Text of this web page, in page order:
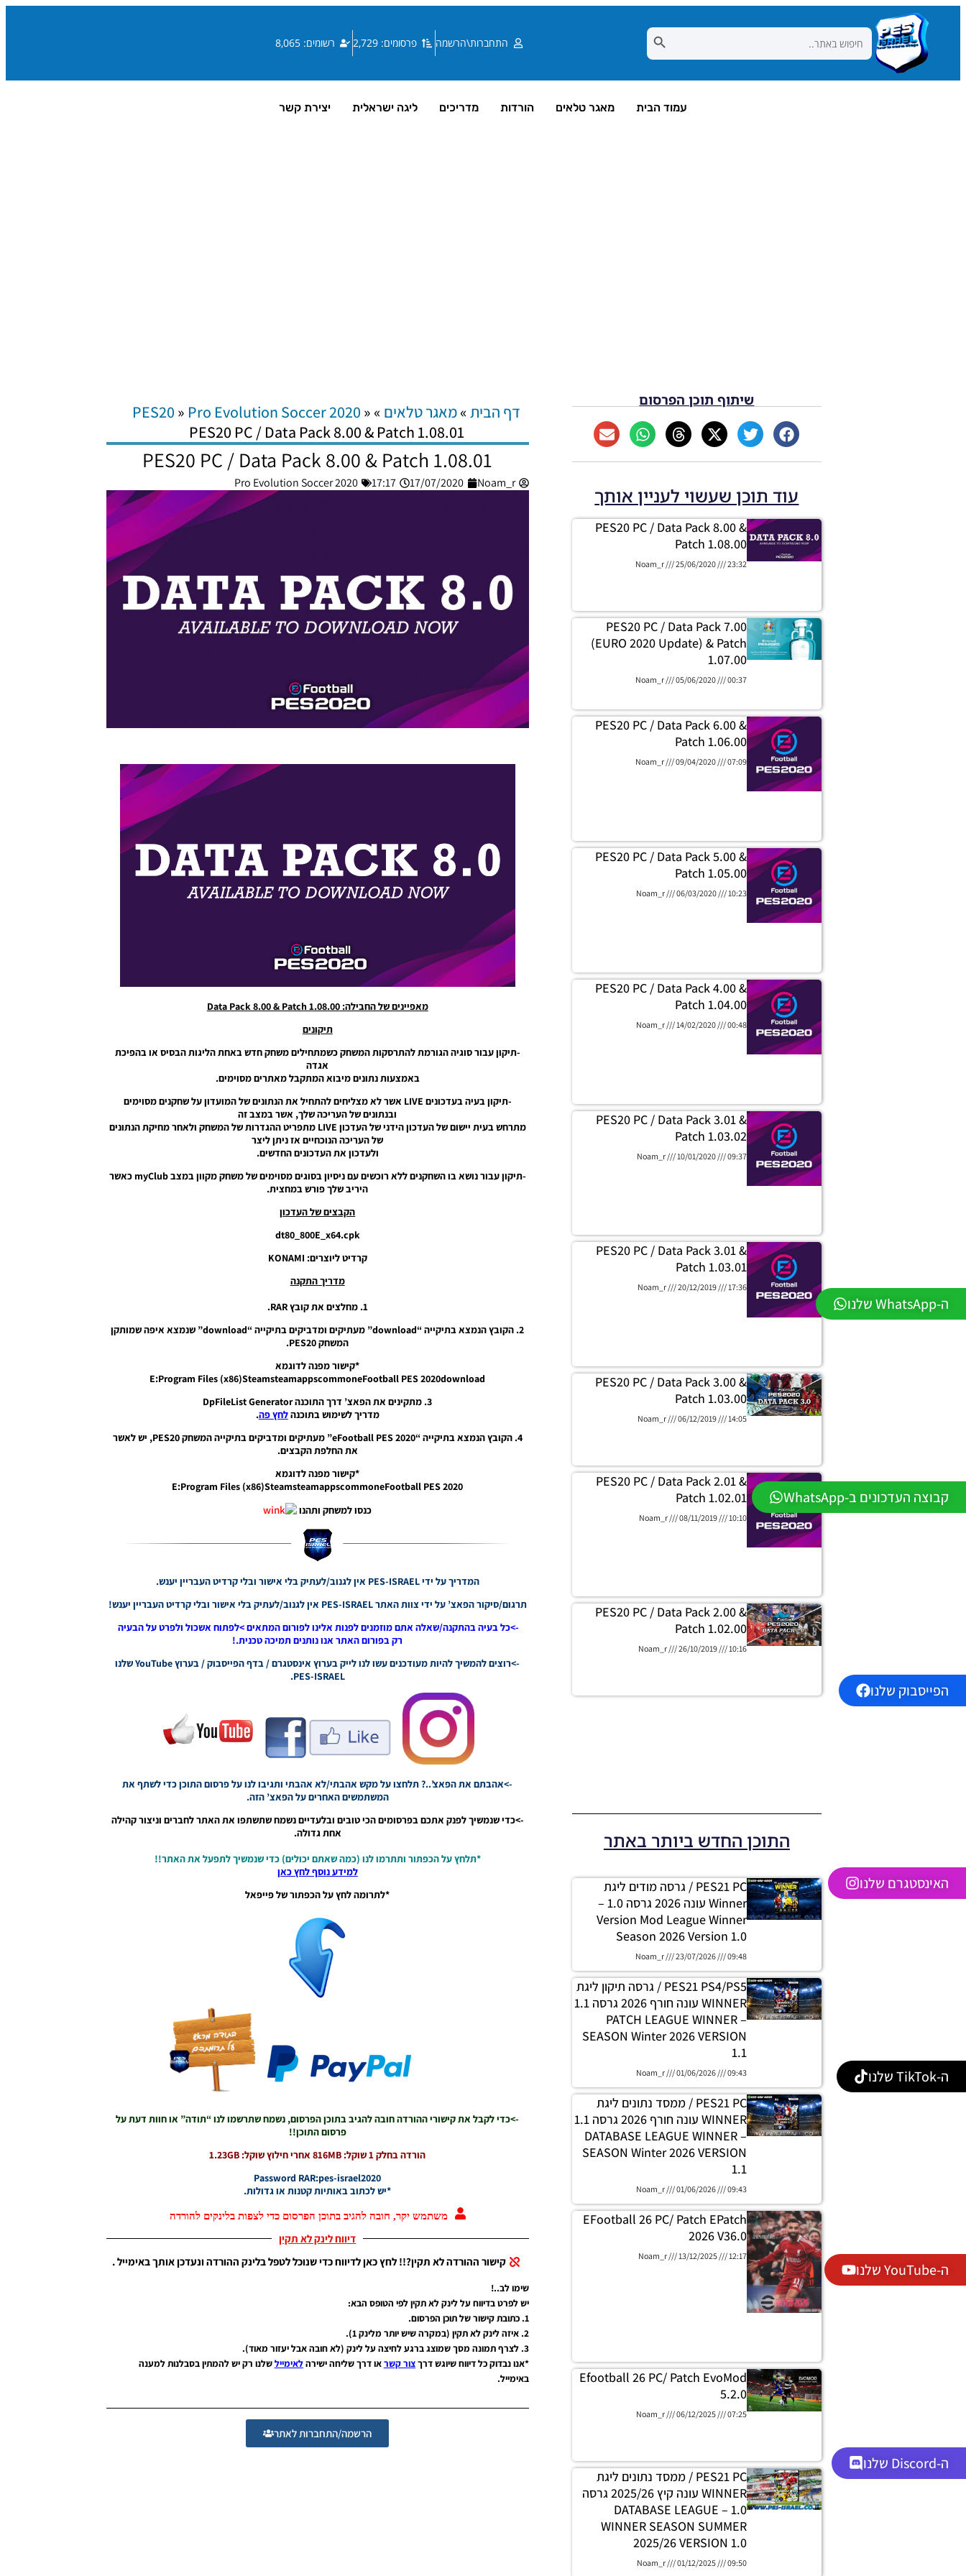
התחברות\הרשמה פרסומים: 2,729 רשומים: 8,065
Search
for:
Search Button
עמוד הבית מאגר טלאים הורדות מדריכים ליגה ישראלית יצירת קשר
ה-WhatsApp שלנו
קבוצה העדכונים ב-WhatsApp
הפייסבוק שלנו
האינסטגרם שלנו
ה-TikTok שלנו
ה-YouTube שלנו
ה-Discord שלנו
דף הבית»מאגר טלאים »
PES20 » Pro Evolution Soccer 2020 »
PES20 PC / Data Pack 8.00 & Patch 1.08.01
PES20 PC / Data Pack 8.00 & Patch 1.08.01
Noam_r
17/07/2020
17:17
Pro Evolution Soccer 2020
מאפיינים של החבילה: Data Pack 8.00 & Patch 1.08.00
תיקונים
-תיקון עבור סוגיה הגורמת להתרסקות המשחק כשמתחילים משחק חדש באחת הליגות הבסיס או בהפיכת
אגדה
באמצעות נתונים מיבוא המתקבל מאתרים מסוימים.
-תיקון בעיה בעדכונים LIVE אשר לא מצליחים להתחיל את הנתונים של המועדון על שחקנים מסוימים
ובנתונים של העריכה שלך, אשר במצב זה
מתרחש בעית יישום של העדכון הידני של העדכון LIVE מתפריט ההגדרות של המשחק ולאחר מחיקת הנתונים
של העריכה הנוכחיים אז ניתן ליצר
ולעדכון את העדכונים החדשים.
-תיקון עבור נושא בו השחקנים ללא רוכשים עם ניסיון בסוגים מסוימים של משחק מקוון במצב myClub כאשר
היריב שלך פורש במחצית.
הקבצים של העדכון
dt80_800E_x64.cpk
קרדיט ליוצרים: KONAMI
מדריך התקנה
1. מחלצים את קובץ RAR.
2. הקובץ הנמצא בתיקייה “download” מעתיקים ומדביקים בתיקייה “download” שנמצא איפה שמותקן
המשחק PES20.
*קישור מפנה לדוגמא
E:Program Files (x86)SteamsteamappscommoneFootball PES 2020download
3. מתקינים את הפאצ’ דרך התוכנה DpFileList Generator
מדריך לשימוש בתוכנהלחץ פה.
4. הקובץ הנמצא בתיקייה “eFootball PES 2020” מעתיקים ומדביקים בתיקייה המשחק PES20, יש לאשר
את החלפת הקבצים.
*קישור מפנה לדוגמא
E:Program Files (x86)SteamsteamappscommoneFootball PES 2020
כנסו למשחק ותהנו
המדריך על ידי PES-ISRAEL אין לגנוב/לעתיק בלי אישור ובלי קרדיט העבריין יענש.
תרגום/סיקור הפאצ’ על ידי צוות האתר PES-ISRAEL אין לגנוב/לעתיק בלי אישור ובלי קרדיט העבריין יענש!
->כל בעיה בהתקנה/שאלה אתם מוזמנים לפנות אלינו לפורום המתאים >לפתוח אשכול ולפרט על הבעיה
רק בפורום האתר אנו נותנים תמיכה טכנית.!
->רוצים להמשיך להיות מעודכנים עשו לנו לייק בערוץ אינסטגרם / בדף הפייסבוק / בערוץ YouTube שלנו
PES-ISRAEL.
->אהבתם את הפאצ’..? תלחצו על מקש אהבתי/לא אהבתי ותגיבו לנו על פרסום התוכן כדי לשתף את
המשתמשים האחרים על הפאצ’ הזה.
->כדי שנמשיך לפנק אתכם בפרסומים הכי טובים ובלעדיים נשמח שתשתפו את האתר לחברים וניצור קהילה
אחת גדולה.
*תלחץ על הכפתור ותתרמו לנו (כמה שאתם יכולים) כדי שנמשיך לתפעל את האתר!!
למידע נוסף לחץ כאן
*לתרומה לחץ על הכפתור של פייפאל
->כדי לקבל את קישורי ההורדה חובה להגיב בתוכן הפרסום, נשמח שתרשמו לנו “תודה” או חוות דעת על
פרסום התוכן!!
הורדה בחלק 1 שוקל: 816MB אחרי חילוץ שוקל: 1.23GB
Password RAR:pes-israel2020
*יש לכתוב באותיות קטנות או גדולות.
משתמש יקר, חובה להגיב בתוכן הפרסום כדי לצפות בלינקים להורדה
דיווח לינק לא תקין
קישור ההורדה לא תקין?!! לחץ כאן לדיווח כדי שנוכל לטפל בלינק ההורדה ונעדכן אותך באימייל .
שימו לב..!
יש לפרט בדיווח על לינק לא תקין לפי הטופס הבא:
1. כתובת קישור של תוכן הפרסום.
2. איזה לינק לא תקין (במקרה שיש יותר מלינק 1).
3. לצרף תמונה מסך שמוצג ברגע לחיצה על לינק (לא חובה אבל יעזור מאוד).
*אנו נבדוק כל דיווח שיוגש דרךצור קשראו דרך שליחה ישירהלאימיילשלנו רק יש להמתין בסבלנות למענה
באימייל.
הרשמה/התחברות לאתר
שיתוף תוכן הפרסום
עוד תוכן שעשוי לעניין אותך
PES20 PC / Data Pack 8.00 &
Patch 1.08.00
Noam_r 25/06/2020 23:32
PES20 PC / Data Pack 7.00
(EURO 2020 Update) & Patch
1.07.00
Noam_r 05/06/2020 00:37
PES20 PC / Data Pack 6.00 &
Patch 1.06.00
Noam_r 09/04/2020 07:09
PES20 PC / Data Pack 5.00 &
Patch 1.05.00
Noam_r 06/03/2020 10:23
PES20 PC / Data Pack 4.00 &
Patch 1.04.00
Noam_r 14/02/2020 00:48
PES20 PC / Data Pack 3.01 &
Patch 1.03.02
Noam_r 10/01/2020 09:37
PES20 PC / Data Pack 3.01 &
Patch 1.03.01
Noam_r 20/12/2019 17:36
PES20 PC / Data Pack 3.00 &
Patch 1.03.00
Noam_r 06/12/2019 14:05
PES20 PC / Data Pack 2.01 &
Patch 1.02.01
Noam_r 08/11/2019 10:10
PES20 PC / Data Pack 2.00 &
Patch 1.02.00
Noam_r 26/10/2019 10:16
התוכן החדש ביותר באתר
PES21 PC / גרסה מודים ליגת
Winner עונה 2026 גרסה 1.0 –
Version Mod League Winner
Season 2026 Version 1.0
Noam_r 23/07/2026 09:48
PES21 PS4/PS5 / גרסה תיקון ליגת
WINNER עונה חורף 2026 גרסה 1.1
– PATCH LEAGUE WINNER
SEASON Winter 2026 VERSION
1.1
Noam_r 01/06/2026 09:43
PES21 PC / ממסד נתונים ליגת
WINNER עונה חורף 2026 גרסה 1.1
– DATABASE LEAGUE WINNER
SEASON Winter 2026 VERSION
1.1
Noam_r 01/06/2026 09:43
EFootball 26 PC/ Patch EPatch
2026 V36.0
Noam_r 13/12/2025 12:17
Efootball 26 PC/ Patch EvoMod
5.2.0
Noam_r 06/12/2025 07:25
PES21 PC / ממסד נתונים ליגת
WINNER עונה קיץ 2025/26 גרסה
1.0 – DATABASE LEAGUE
WINNER SEASON SUMMER
2025/26 VERSION 1.0
Noam_r 01/12/2025 09:50